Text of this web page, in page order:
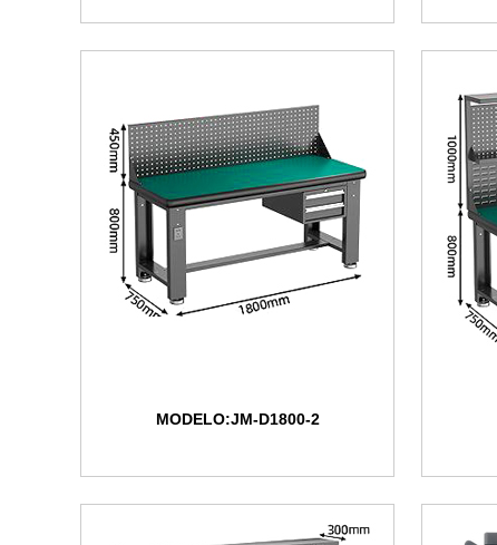
MODELO:JM-D1800-2